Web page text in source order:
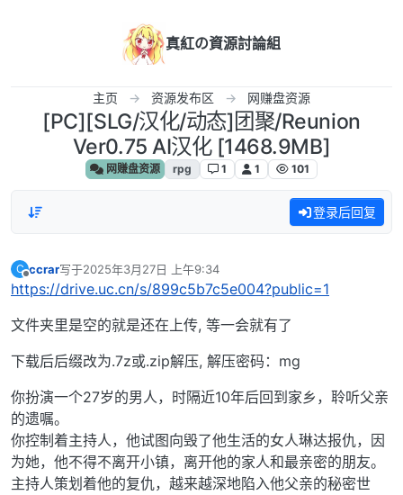
真紅の資源討論組
主页 资源发布区 网赚盘资源
[PC][SLG/汉化/动态]团聚/Reunion
Ver0.75 AI汉化 [1468.9MB]
网赚盘资源 rpg 1 1 101
登录后回复
C
离线
ccrar写于2025年3月27日 上午9:34
最后由 编辑
https://drive.uc.cn/s/899c5b7c5e004?public=1
文件夹里是空的就是还在上传, 等一会就有了
下载后后缀改为.7z或.zip解压, 解压密码：mg
你扮演一个27岁的男人，时隔近10年后回到家乡，聆听父亲
的遗嘱。
你控制着主持人，他试图向毁了他生活的女人琳达报仇，因
为她，他不得不离开小镇，离开他的家人和最亲密的朋友。
主持人策划着他的复仇，越来越深地陷入他父亲的秘密世